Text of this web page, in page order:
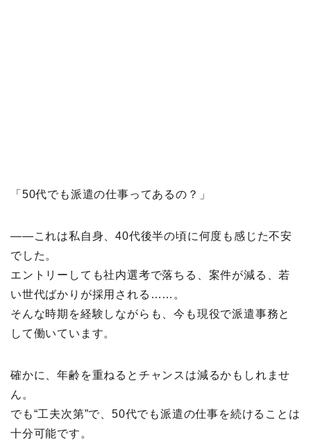
「50代でも派遣の仕事ってあるの？」
——これは私自身、40代後半の頃に何度も感じた不安
でした。
エントリーしても社内選考で落ちる、案件が減る、若
い世代ばかりが採用される……。
そんな時期を経験しながらも、今も現役で派遣事務と
して働いています。
確かに、年齢を重ねるとチャンスは減るかもしれませ
ん。
でも“工夫次第”で、50代でも派遣の仕事を続けることは
十分可能です。